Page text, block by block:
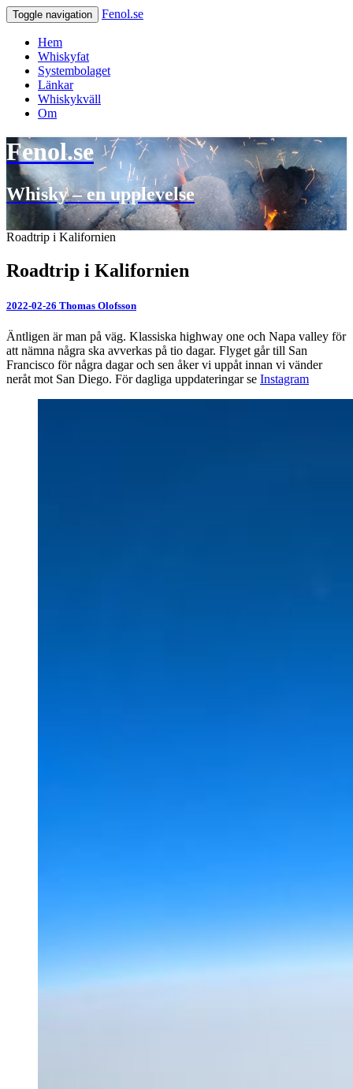
Toggle navigation Fenol.se
Hem
Whiskyfat
Systembolaget
Länkar
Whiskykväll
Om
Fenol.se
Whisky – en upplevelse
Roadtrip i Kalifornien
Roadtrip i Kalifornien
2022-02-26 Thomas Olofsson
Äntligen är man på väg. Klassiska highway one och Napa valley för
att nämna några ska avverkas på tio dagar. Flyget går till San
Francisco för några dagar och sen åker vi uppåt innan vi vänder
neråt mot San Diego. För dagliga uppdateringar se Instagram